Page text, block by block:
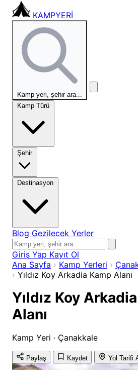
KAMPYERİ
Kamp yeri, şehir ara...
Kamp Türü
Şehir
Destinasyon
Blog Gezilecek Yerler
Giriş Yap Kayıt Ol
Ana Sayfa › Kamp Yerleri ›
› Yıldız Koy Arkadia Kamp Alanı
Yıldız Koy
Alanı
Kamp Yeri · Çanakkale
Paylaş Kaydet Yol Tarifi